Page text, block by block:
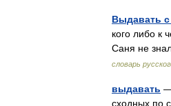
Выдавать
кого либо к
Саня не
словарь
выдавать —
сходных по